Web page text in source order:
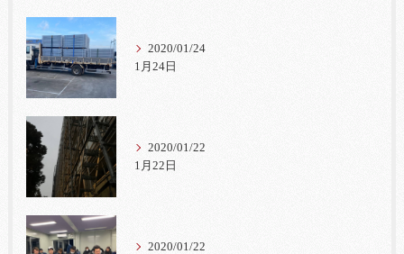
2020/01/24
1月24日
2020/01/22
1月22日
2020/01/22